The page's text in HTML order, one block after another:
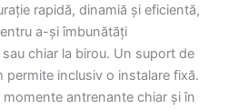
rapidă, dinamiă și eficientă,
a-și îmbunătăți
chiar la birou. Un suport de
inclusiv o instalare fixă.
antrenante chiar și în